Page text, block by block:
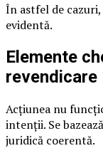
În astfel de
evidentă.
Elemente
revendicare
Acțiunea nu
intenții. Se
juridică coerentă.